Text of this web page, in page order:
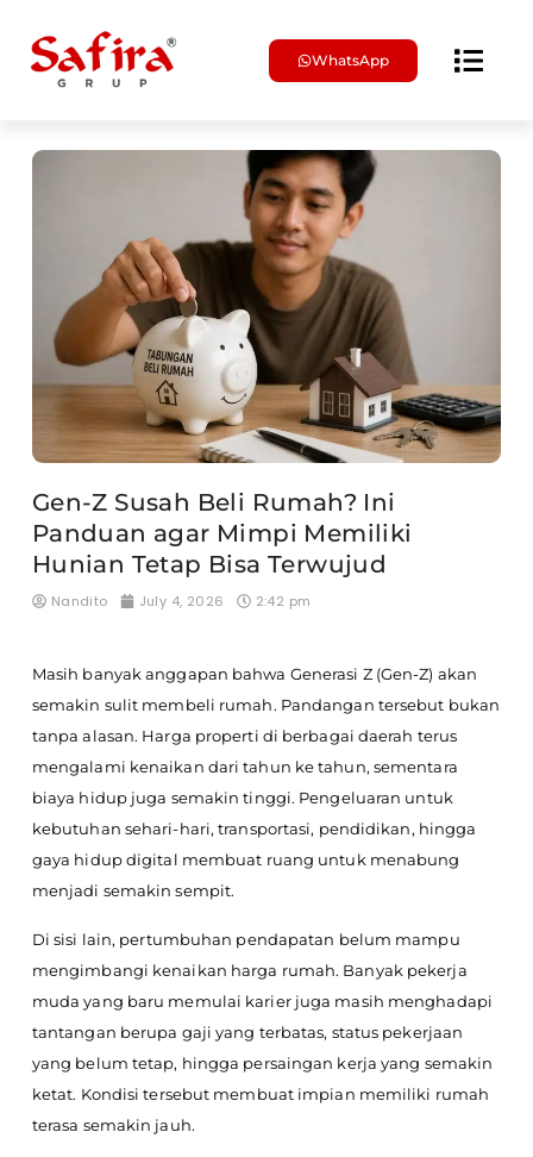
WhatsApp
Gen-Z Susah Beli Rumah? Ini
Panduan agar Mimpi Memiliki
Hunian Tetap Bisa Terwujud
Nandito July 4, 2026 2:42 pm
Masih banyak anggapan bahwa Generasi Z (Gen-Z) akan
semakin sulit membeli rumah. Pandangan tersebut bukan
tanpa alasan. Harga properti di berbagai daerah terus
mengalami kenaikan dari tahun ke tahun, sementara
biaya hidup juga semakin tinggi. Pengeluaran untuk
kebutuhan sehari-hari, transportasi, pendidikan, hingga
gaya hidup digital membuat ruang untuk menabung
menjadi semakin sempit.
Di sisi lain, pertumbuhan pendapatan belum mampu
mengimbangi kenaikan harga rumah. Banyak pekerja
muda yang baru memulai karier juga masih menghadapi
tantangan berupa gaji yang terbatas, status pekerjaan
yang belum tetap, hingga persaingan kerja yang semakin
ketat. Kondisi tersebut membuat impian memiliki rumah
terasa semakin jauh.